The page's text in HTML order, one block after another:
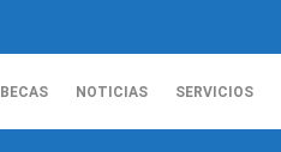
BECAS NOTICIAS SERVICIOS